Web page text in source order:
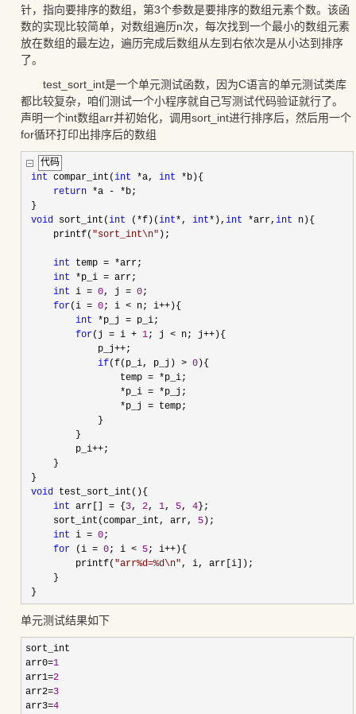
针，指向要排序的数组，第3个参数是要排序的数组元素个数。该函
数的实现比较简单，对数组遍历n次，每次找到一个最小的数组元素
放在数组的最左边，遍历完成后数组从左到右依次是从小达到排序
了。
test_sort_int是一个单元测试函数，因为C语言的单元测试类库
都比较复杂，咱们测试一个小程序就自己写测试代码验证就行了。
声明一个int数组arr并初始化，调用sort_int进行排序后，然后用一个
for循环打印出排序后的数组
代码
int compar_int(int *a, int *b){
return *a - *b;
}
void sort_int(int ( *f)(int*, int* ),int *arr,int n){
     printf(
"sort_int\n" );
int temp = *arr;
int
*p_i = arr;
int i = 0, j = 0;
for(i = 0; i < n; i++ ){
int
*p_j = p_i;
for(j = i + 1; j < n; j++ ){
             p_j
++;
if(f(p_i, p_j) > 0 ){
                 temp
= *p_i;
*p_i = *p_j;
*p_j = temp;
             }
         }
         p_i
++;
     }
}
void test_sort_int(){
int arr[] = { 3, 2, 1, 5, 4 };
     sort_int(compar_int, arr,
5 );
int i = 0;
for (i = 0; i < 5; i++ ){
         printf(
"arr%d=%d\n", i, arr[i]);
     }
}
单元测试结果如下
sort_int
arr0=1
arr1=2
arr2=3
arr3=4